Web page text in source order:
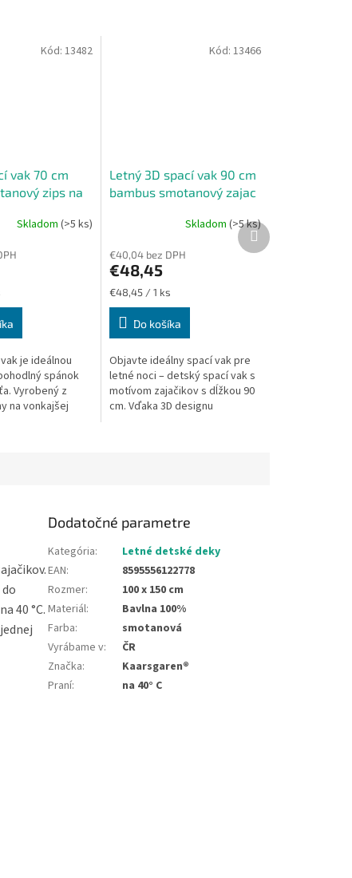
vak 70 cm
zips na
Skladom(>5 ks)
je ideálnou
spánok
Vyrobený z
na vonkajšej
Kód:13482
Letný 3D spací vak 90 cm
bambus smotanový zajac
Skladom (>5 ks)
€40,04 bez DPH
€48,45
Jednotková
cena:
€48,45 / 1 ks
Do košíka
Objavte ideálny spací vak pre
letné noci – detský spací vak s
motívom zajačikov s dĺžkou 90
cm. Vďaka 3D designu
Kód: 13466
Ďalší
produkt
na 40 °C.
Dodatočné parametre
Kategória:
Letné detské deky
EAN:
8595556122778
Rozmer:
100 x 150 cm
Materiál:
Bavlna 100%
Farba:
smotanová
Vyrábame v:
ČR
Značka:
Kaarsgaren®
Praní: na 40° C